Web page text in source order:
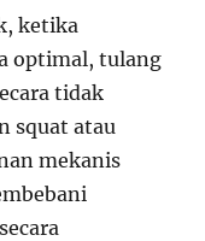
ketika
optimal, tulang
tidak
squat atau
mekanis